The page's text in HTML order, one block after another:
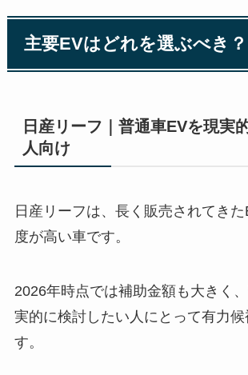
主要EVはどれを選ぶべき？
日産リーフ｜普通車EVを現実
人向け
日産リーフは、長く販売されてき
度が高い車です。
2026年時点では補助金額も大きく
実的に検討したい人にとって有力候
す。